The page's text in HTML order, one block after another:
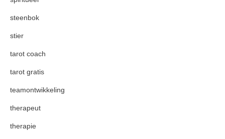
steenbok
stier
tarot coach
tarot gratis
teamontwikkeling
therapeut
therapie